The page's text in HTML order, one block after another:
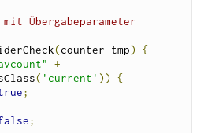
Übergabeparameter
(counter_tmp)
{
+
( 'current' ))
{
;
;